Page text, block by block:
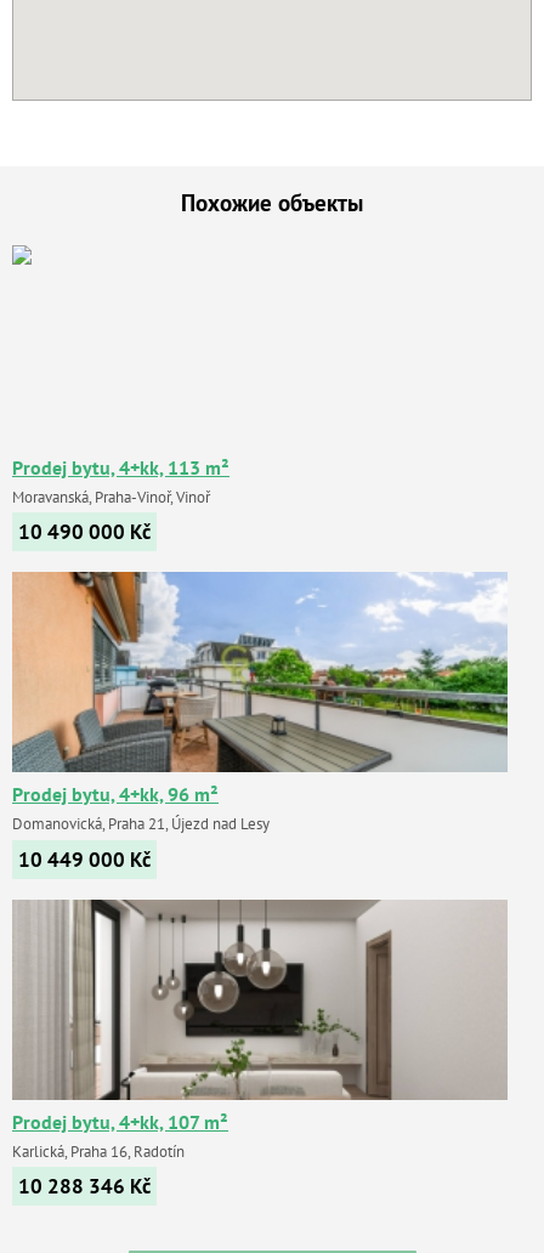
Похожие объекты
Prodej bytu, 4+kk, 113 m²
Moravanská, Praha-Vinoř, Vinoř
10 490 000 Kč
Prodej bytu, 4+kk, 96 m²
Domanovická, Praha 21, Újezd nad Lesy
10 449 000 Kč
Prodej bytu, 4+kk, 107 m²
Karlická, Praha 16, Radotín
10 288 346 Kč